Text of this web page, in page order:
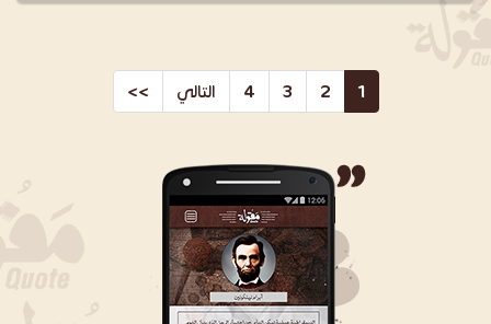
1
2
3
4 التالي >>